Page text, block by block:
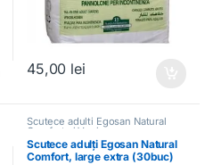
45,00 lei
Scutece adulti Egosan Natural
Comfort și Venixe
Scutece adulți Egosan Natural
Comfort, large extra (30buc)